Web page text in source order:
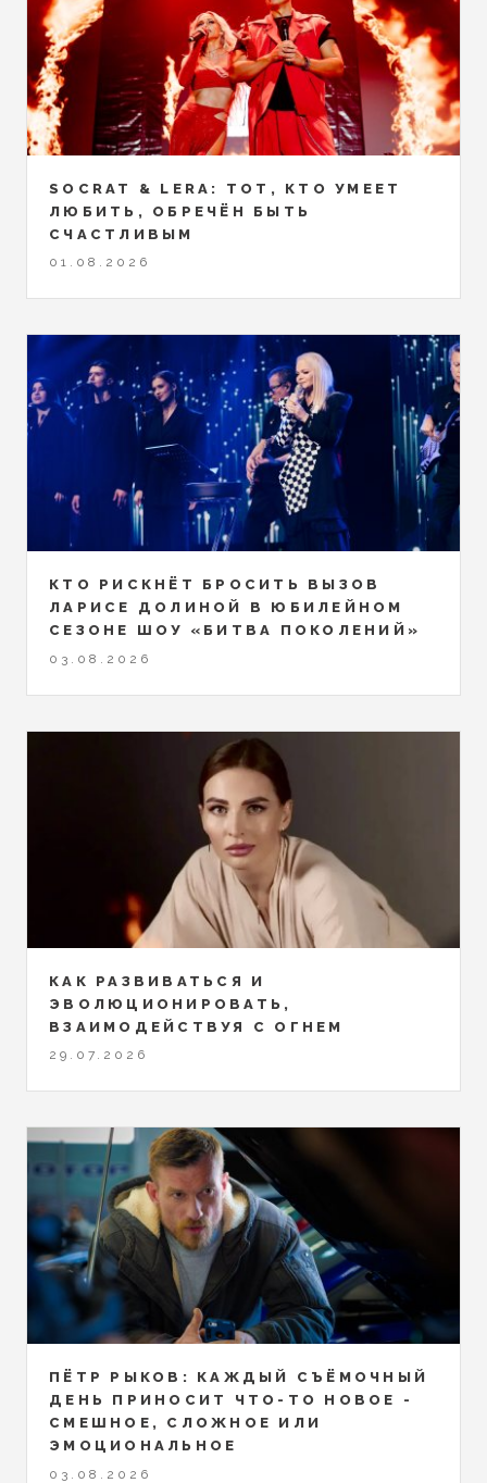
SOCRAT & LERA: ТОТ, КТО УМЕЕТ
ЛЮБИТЬ, ОБРЕЧЁН БЫТЬ
СЧАСТЛИВЫМ
01.08.2026
КТО РИСКНЁТ БРОСИТЬ ВЫЗОВ
ЛАРИСЕ ДОЛИНОЙ В ЮБИЛЕЙНОМ
СЕЗОНЕ ШОУ «БИТВА ПОКОЛЕНИЙ»
03.08.2026
КАК РАЗВИВАТЬСЯ И
ЭВОЛЮЦИОНИРОВАТЬ,
ВЗАИМОДЕЙСТВУЯ С ОГНЕМ
29.07.2026
ПЁТР РЫКОВ: КАЖДЫЙ СЪЁМОЧНЫЙ
ДЕНЬ ПРИНОСИТ ЧТО-ТО НОВОЕ -
СМЕШНОЕ, СЛОЖНОЕ ИЛИ
ЭМОЦИОНАЛЬНОЕ
03.08.2026